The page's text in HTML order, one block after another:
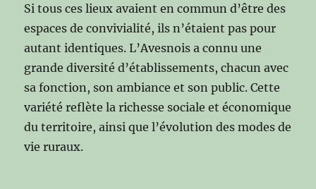
Si tous ces lieux avaient en commun d’être des
espaces de convivialité, ils n’étaient pas pour
autant identiques. L’Avesnois a connu une
grande diversité d’établissements, chacun avec
sa fonction, son ambiance et son public. Cette
variété reflète la richesse sociale et économique
du territoire, ainsi que l’évolution des modes de
vie ruraux.